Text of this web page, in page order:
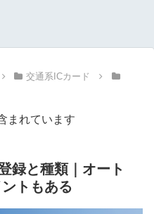
交通系ICカード
まれています
録と種類｜オート
トもある